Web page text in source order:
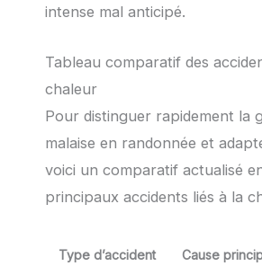
intense mal anticipé.
Tableau comparatif des
chaleur
Pour distinguer rapidement la
malaise en randonnée et
voici un comparatif actualisé
principaux accidents liés à la
Type d’accident Cause